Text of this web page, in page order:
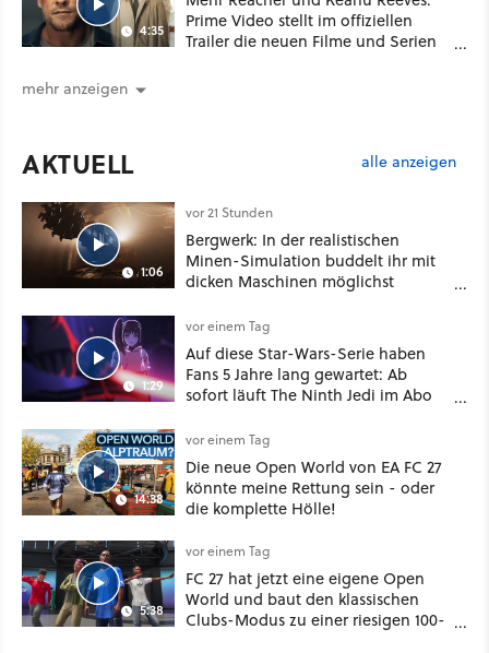
4:35
Prime Video stellt im offiziellen
Trailer die neuen Filme und Serien
mehr anzeigen
AKTUELL alle anzeigen
1:06
vor 21 Stunden
Bergwerk: In der realistischen
Minen-Simulation buddelt ihr mit
dicken Maschinen möglichst
1:29
vor einem Tag
Auf diese Star-Wars-Serie haben
Fans 5 Jahre lang gewartet: Ab
sofort läuft The Ninth Jedi im Abo
14:38
vor einem Tag
Die neue Open World von EA FC 27
könnte meine Rettung sein - oder
die komplette Hölle!
5:38
vor einem Tag
FC 27 hat jetzt eine eigene Open
World und baut den klassischen
Clubs-Modus zu einer riesigen 100-